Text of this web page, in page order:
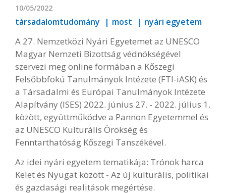
10/05/2022
társadalomtudomány most nyári egyetem
A 27. Nemzetközi Nyári Egyetemet az UNESCO
Magyar Nemzeti Bizottság védnökségével
szervezi meg online formában a Kőszegi
Felsőbbfokú Tanulmányok Intézete (FTI-iASK) és
a Társadalmi és Európai Tanulmányok Intézete
Alapítvány (ISES) 2022. június 27. - 2022. július 1.
között, együttműködve a Pannon Egyetemmel és
az UNESCO Kulturális Örökség és
Fenntarthatóság Kőszegi Tanszékével.
Az idei nyári egyetem tematikája: Trónok harca
Kelet és Nyugat között - Az új kulturális, politikai
és gazdasági realitások megértése.